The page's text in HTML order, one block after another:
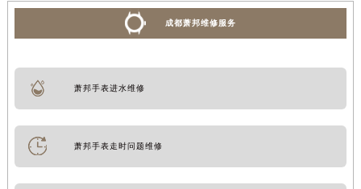
成都萧邦维修服务
萧邦手表进水维修
萧邦手表走时问题维修